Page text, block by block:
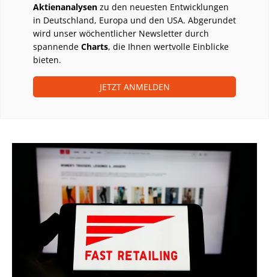
Aktienanalysen zu den neuesten Entwicklungen
in Deutschland, Europa und den USA. Abgerundet
wird unser wöchentlicher Newsletter durch
spannende Charts, die Ihnen wertvolle Einblicke
bieten.
JETZT ANMELDEN